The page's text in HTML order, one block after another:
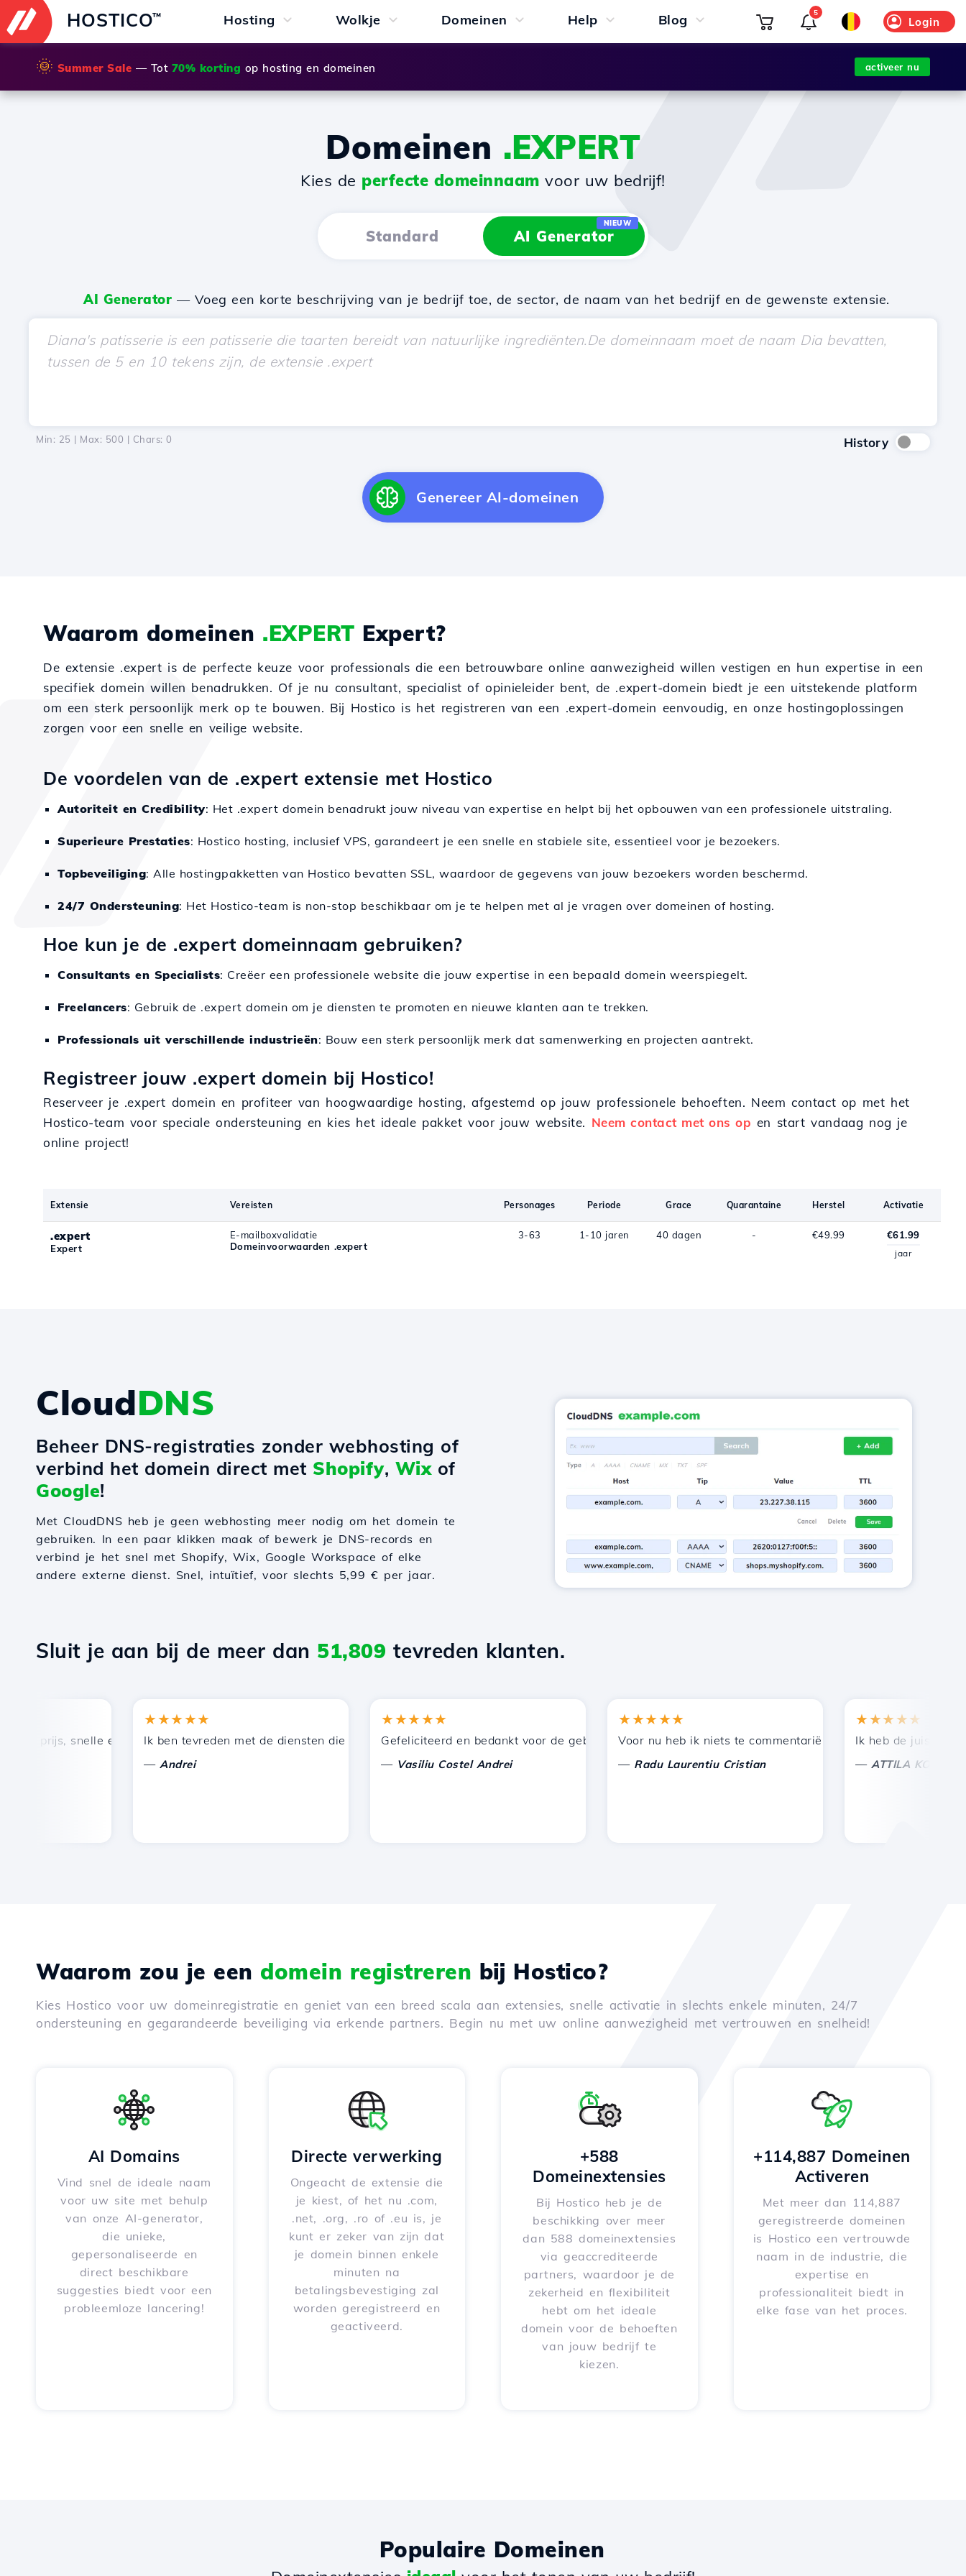
HOSTICO™ Hosting Wolkje Domeinen Help Blog Login
5
🌞 Summer Sale — Tot 70% korting op hosting en domeinen activeer nu
Domeinen .EXPERT
Kies de perfecte domeinnaam voor uw bedrijf!
Standard AI Generator
NIEUW
AI Generator — Voeg een korte beschrijving van je bedrijf toe, de sector, de naam van het bedrijf en de gewenste extensie.
Min: 25 | Max: 500 | Chars: 0 History
Genereer AI-domeinen
Waarom domeinen .EXPERT Expert?
De extensie .expert is de perfecte keuze voor professionals die een betrouwbare online aanwezigheid willen vestigen en hun expertise in een
specifiek domein willen benadrukken. Of je nu consultant, specialist of opinieleider bent, de .expert-domein biedt je een uitstekende platform
om een sterk persoonlijk merk op te bouwen. Bij Hostico is het registreren van een .expert-domein eenvoudig, en onze hostingoplossingen
zorgen voor een snelle en veilige website.
De voordelen van de .expert extensie met Hostico
Autoriteit en Credibility: Het .expert domein benadrukt jouw niveau van expertise en helpt bij het opbouwen van een professionele uitstraling.
Superieure Prestaties: Hostico hosting, inclusief VPS, garandeert je een snelle en stabiele site, essentieel voor je bezoekers.
Topbeveiliging: Alle hostingpakketten van Hostico bevatten SSL, waardoor de gegevens van jouw bezoekers worden beschermd.
24/7 Ondersteuning: Het Hostico-team is non-stop beschikbaar om je te helpen met al je vragen over domeinen of hosting.
Hoe kun je de .expert domeinnaam gebruiken?
Consultants en Specialists: Creëer een professionele website die jouw expertise in een bepaald domein weerspiegelt.
Freelancers: Gebruik de .expert domein om je diensten te promoten en nieuwe klanten aan te trekken.
Professionals uit verschillende industrieën: Bouw een sterk persoonlijk merk dat samenwerking en projecten aantrekt.
Registreer jouw .expert domein bij Hostico!
Reserveer je .expert domein en profiteer van hoogwaardige hosting, afgestemd op jouw professionele behoeften. Neem contact op met het
Hostico-team voor speciale ondersteuning en kies het ideale pakket voor jouw website. Neem contact met ons op en start vandaag nog je
online project!
Extensie Vereisten Personages Periode Grace Quarantaine Herstel Activatie
.expert
Expert
E-mailboxvalidatie
Domeinvoorwaarden .expert
3-63 1-10 jaren 40 dagen - €49.99 €61.99
jaar
CloudDNS
Beheer DNS-registraties zonder webhosting of
verbind het domein direct met Shopify, Wixof
Google!
Met CloudDNS heb je geen webhosting meer nodig om het domein te
gebruiken. In een paar klikken maak of bewerk je DNS-records en
verbind je het snel met Shopify, Wix, Google Workspace of elke
andere externe dienst. Snel, intuïtief, voor slechts 5,99 € per jaar.
Sluit je aan bij de meer dan 51,809 tevreden klanten.
prijs, snelle en efficiënte technische ondersteuning.
★★★★★
Ik ben tevreden met de diensten die door Hostico worden aangeboden. Ik heb jullie aanbevolen bij andere bekenden.
Andrei
★★★★★
Gefeliciteerd en bedankt voor de geboden ondersteuning!
Vasiliu Costel Andrei
★★★★★
Voor nu heb ik niets te commentariëren, alleen om te
Radu Laurentiu Cristian
★★★★★
Ik heb de juiste keuze
ATTILA KOLES
Waarom zou je een domein registreren bij Hostico?
Kies Hostico voor uw domeinregistratie en geniet van een breed scala aan extensies, snelle activatie in slechts enkele minuten, 24/7
ondersteuning en gegarandeerde beveiliging via erkende partners. Begin nu met uw online aanwezigheid met vertrouwen en snelheid!
AI Domains
Vind snel de ideale naam
voor uw site met behulp
van onze AI-generator,
die unieke,
gepersonaliseerde en
direct beschikbare
suggesties biedt voor een
probleemloze lancering!
Directe verwerking
Ongeacht de extensie die
je kiest, of het nu .com,
.net, .org, .ro of .eu is, je
kunt er zeker van zijn dat
je domein binnen enkele
minuten na
betalingsbevestiging zal
worden geregistreerd en
geactiveerd.
+588
Domeinextensies
Bij Hostico heb je de
beschikking over meer
dan 588 domeinextensies
via geaccrediteerde
partners, waardoor je de
zekerheid en flexibiliteit
hebt om het ideale
domein voor de behoeften
van jouw bedrijf te
kiezen.
+114,887 Domeinen
Activeren
Met meer dan 114,887
geregistreerde domeinen
is Hostico een vertrouwde
naam in de industrie, die
expertise en
professionaliteit biedt in
elke fase van het proces.
Populaire Domeinen